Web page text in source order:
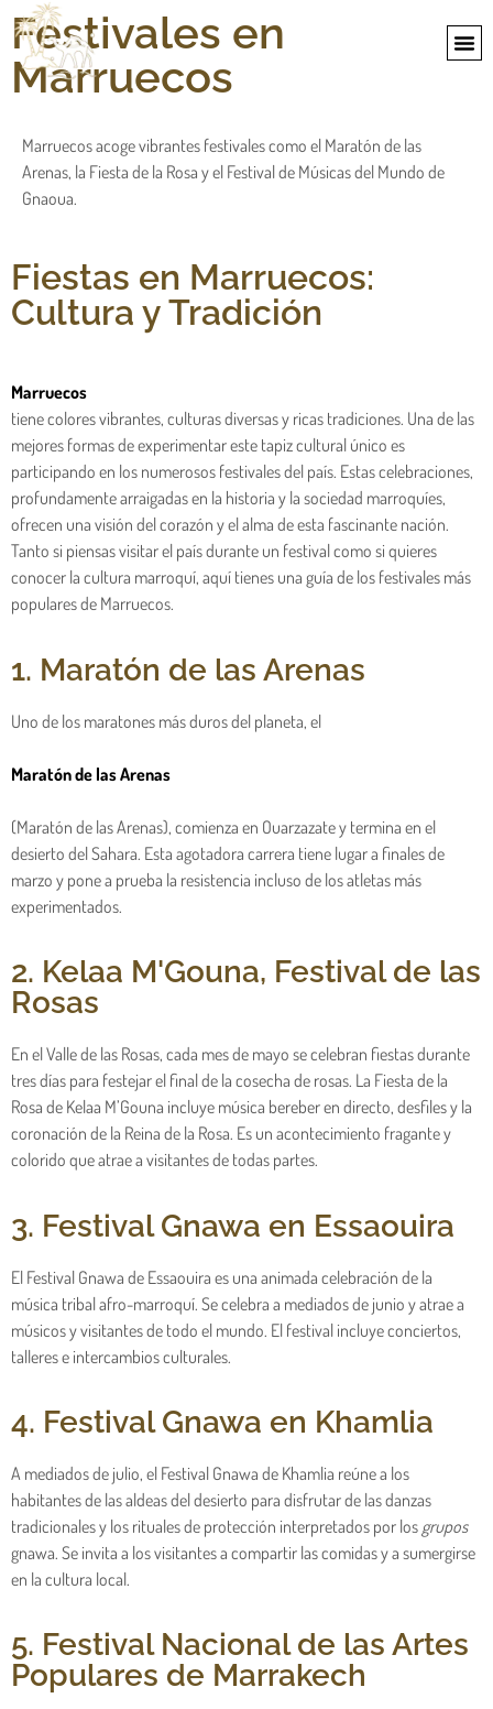
Festivales en
Marruecos
Marruecos acoge vibrantes festivales como el Maratón de las
Arenas, la Fiesta de la Rosa y el Festival de Músicas del Mundo de
Gnaoua.
Fiestas en Marruecos:
Cultura y Tradición
Marruecos
tiene colores vibrantes, culturas diversas y ricas tradiciones. Una de las
mejores formas de experimentar este tapiz cultural único es
participando en los numerosos festivales del país. Estas celebraciones,
profundamente arraigadas en la historia y la sociedad marroquíes,
ofrecen una visión del corazón y el alma de esta fascinante nación.
Tanto si piensas visitar el país durante un festival como si quieres
conocer la cultura marroquí, aquí tienes una guía de los festivales más
populares de Marruecos.
1. Maratón de las Arenas
Uno de los maratones más duros del planeta, el
Maratón de las Arenas
(Maratón de las Arenas), comienza en Ouarzazate y termina en el
desierto del Sahara. Esta agotadora carrera tiene lugar a finales de
marzo y pone a prueba la resistencia incluso de los atletas más
experimentados.
2. Kelaa M'Gouna, Festival de las
Rosas
En el Valle de las Rosas, cada mes de mayo se celebran fiestas durante
tres días para festejar el final de la cosecha de rosas. La Fiesta de la
Rosa de Kelaa M’Gouna incluye música bereber en directo, desfiles y la
coronación de la Reina de la Rosa. Es un acontecimiento fragante y
colorido que atrae a visitantes de todas partes.
3. Festival Gnawa en Essaouira
El Festival Gnawa de Essaouira es una animada celebración de la
música tribal afro-marroquí. Se celebra a mediados de junio y atrae a
músicos y visitantes de todo el mundo. El festival incluye conciertos,
talleres e intercambios culturales.
4. Festival Gnawa en Khamlia
A mediados de julio, el Festival Gnawa de Khamlia reúne a los
habitantes de las aldeas del desierto para disfrutar de las danzas
tradicionales y los rituales de protección interpretados por los grupos
gnawa. Se invita a los visitantes a compartir las comidas y a sumergirse
en la cultura local.
5. Festival Nacional de las Artes
Populares de Marrakech